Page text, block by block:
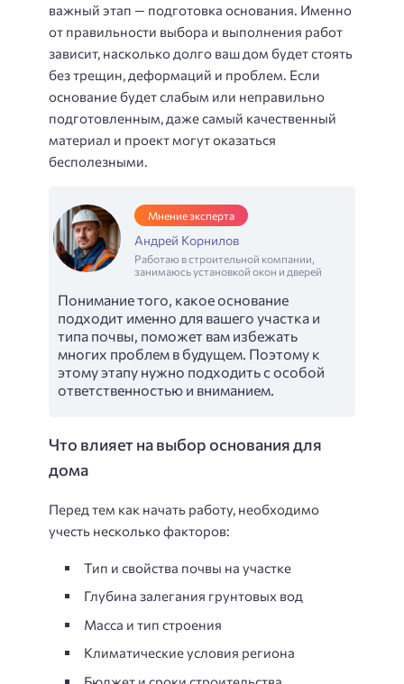
важный этап — подготовка основания. Именно
от правильности выбора и выполнения работ
зависит, насколько долго ваш дом будет стоять
без трещин, деформаций и проблем. Если
основание будет слабым или неправильно
подготовленным, даже самый качественный
материал и проект могут оказаться
бесполезными.
Мнение эксперта
Андрей Корнилов
Работаю в строительной компании,
занимаюсь установкой окон и дверей
Понимание того, какое основание
подходит именно для вашего участка и
типа почвы, поможет вам избежать
многих проблем в будущем. Поэтому к
этому этапу нужно подходить с особой
ответственностью и вниманием.
Что влияет на выбор основания для
дома
Перед тем как начать работу, необходимо
учесть несколько факторов:
Тип и свойства почвы на участке
Глубина залегания грунтовых вод
Масса и тип строения
Климатические условия региона